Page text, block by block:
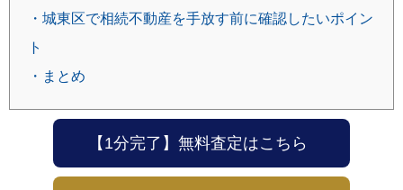
・城東区で相続不動産を手放す前に確認したいポイン
ト
・まとめ
【1分完了】無料査定はこちら